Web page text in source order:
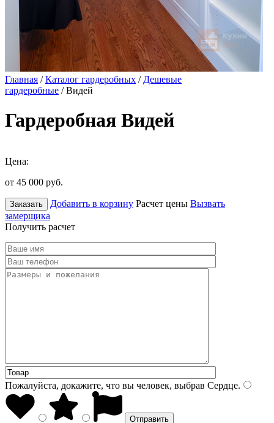
Главная /Каталог гардеробных / Дешевые
гардеробные / Видей
Гардеробная Видей
Цена:
от 45 000 руб.
Заказать Добавить в корзину Расчет цены Вызвать
замерщика
Получить расчет
Пожалуйста, докажите, что вы человек, выбрав Сердце.